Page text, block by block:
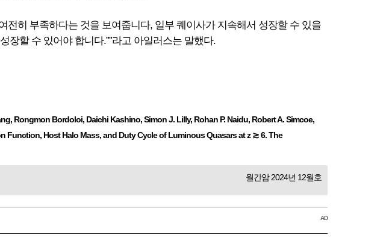
히 부족하다는 것을 보여줍니다, 일부 퀘이사가 지속해서 성장할 수 있을
장할 수 있어야 합니다.””라고 아일러스는 말했다.
Rongmon Bordoloi, Daichi Kashino, Simon J. Lilly, Rohan P. Naidu, Robert A. Simcoe,
Function, Host Halo Mass, and Duty Cycle of Luminous Quasars at z ≳ 6. The
월간암 2024년 12월호
AD